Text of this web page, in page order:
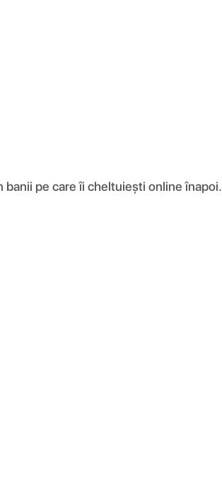
pe care îi cheltuiești online înapoi.